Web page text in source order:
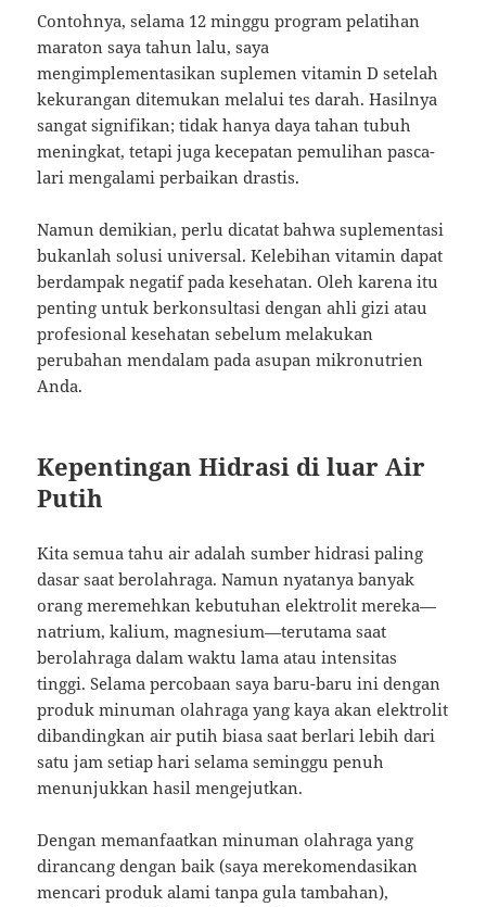
Contohnya, selama 12 minggu program pelatihan
maraton saya tahun lalu, saya
mengimplementasikan suplemen vitamin D setelah
kekurangan ditemukan melalui tes darah. Hasilnya
sangat signifikan; tidak hanya daya tahan tubuh
meningkat, tetapi juga kecepatan pemulihan pasca-
lari mengalami perbaikan drastis.
Namun demikian, perlu dicatat bahwa suplementasi
bukanlah solusi universal. Kelebihan vitamin dapat
berdampak negatif pada kesehatan. Oleh karena itu
penting untuk berkonsultasi dengan ahli gizi atau
profesional kesehatan sebelum melakukan
perubahan mendalam pada asupan mikronutrien
Anda.
Kepentingan Hidrasi di luar Air
Putih
Kita semua tahu air adalah sumber hidrasi paling
dasar saat berolahraga. Namun nyatanya banyak
orang meremehkan kebutuhan elektrolit mereka—
natrium, kalium, magnesium—terutama saat
berolahraga dalam waktu lama atau intensitas
tinggi. Selama percobaan saya baru-baru ini dengan
produk minuman olahraga yang kaya akan elektrolit
dibandingkan air putih biasa saat berlari lebih dari
satu jam setiap hari selama seminggu penuh
menunjukkan hasil mengejutkan.
Dengan memanfaatkan minuman olahraga yang
dirancang dengan baik (saya merekomendasikan
mencari produk alami tanpa gula tambahan),